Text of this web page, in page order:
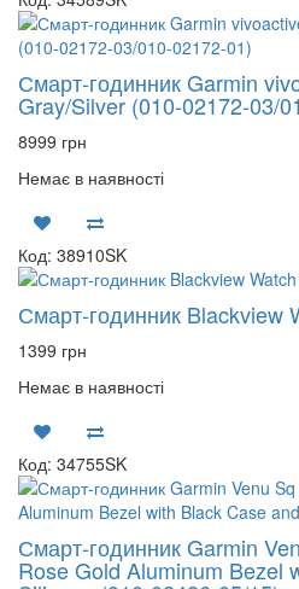
Смарт-годинник Garmin
Gray/Silver (010-02172-03/
8999 грн
Немає в наявності
Код: 38910SK
Смарт-годинник Blackview
1399 грн
Немає в наявності
Код: 34755SK
Смарт-годинник Garmin
Rose Gold Aluminum Bezel